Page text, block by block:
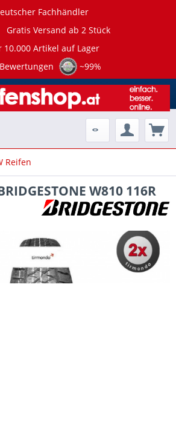
Fachhändler
Gratis Versand ab 2 Stück
10.000 Artikel auf Lager
~99%
Reifen
W810 116R